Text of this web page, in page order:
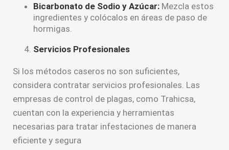
Bicarbonato de Sodio y Azúcar: Mezcla estos
ingredientes y colócalos en áreas de paso de
hormigas.
Servicios Profesionales
Si los métodos caseros no son suficientes,
considera contratar servicios profesionales. Las
empresas de control de plagas, como Trahicsa,
cuentan con la experiencia y herramientas
necesarias para tratar infestaciones de manera
eficiente y segura